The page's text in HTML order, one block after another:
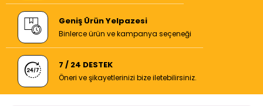
Geniş Ürün Yelpazesi
Binlerce ürün ve kampanya seçeneği
7 / 24 DESTEK
Öneri ve şikayetlerinizi bize iletebilirsiniz.